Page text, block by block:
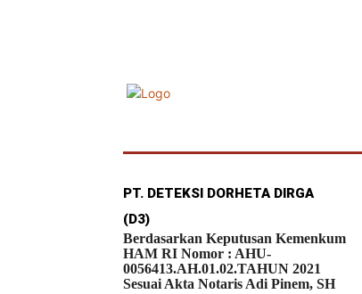
PT. DETEKSI DORHETA DIRGA
(D3)
Berdasarkan Keputusan Kemenkum
HAM RI Nomor : AHU-
0056413.AH.01.02.TAHUN 2021
Sesuai Akta Notaris Adi Pinem, SH